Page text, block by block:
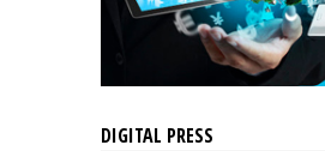
DIGITAL PRESS